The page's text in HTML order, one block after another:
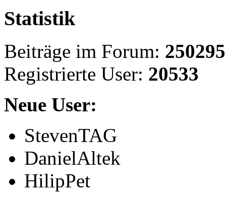
Statistik
Beiträge im Forum: 250295
Registrierte User: 20533
Neue User:
StevenTAG
DanielAltek
HilipPet